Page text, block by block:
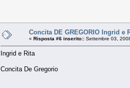
Concita DE GREGORIO Ingrid e
« Risposta #6 inserito:: Settembre 03,
Ingrid e Rita
Concita De Gregorio